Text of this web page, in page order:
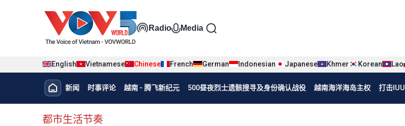
Đa phương tiện tiếng Trung
Radio Media
English Vietnamese Chinese French German Indonesian Japanese Khmer Korean Lao
Menu trang chủ tiếng Trung
新闻 时事评论 越南 - 腾飞新纪元 500昼夜烈士遗骸搜寻及身份确认战役 越南海洋海岛主权 打击IUU
menu phụ tiếng Trung
都市生活节奏